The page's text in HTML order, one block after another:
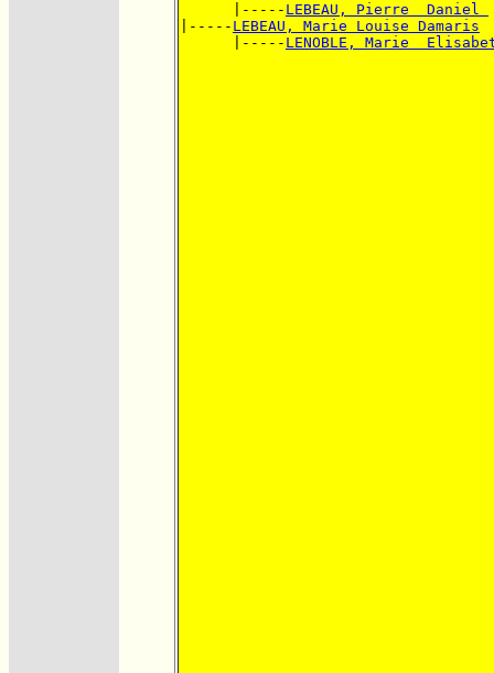
      |-----
LEBEAU, Pierre  Daniel
|----- LEBEAU, Marie Louise Damaris
      |-----
LENOBLE, Marie